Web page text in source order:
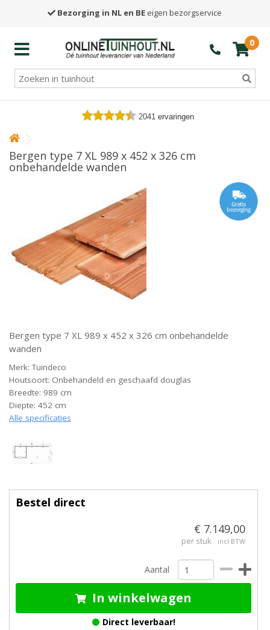
Bezorging in NL en BE eigen bezorgservice
0
2041 ervaringen
Bergen type 7 XL 989 x 452 x 326 cm
onbehandelde wanden
Bergen type 7 XL 989 x 452 x 326 cm onbehandelde
wanden
Merk: Tuindeco
Houtsoort: Onbehandeld en geschaafd douglas
Breedte: 989 cm
Diepte: 452 cm
Alle specificaties
Bestel direct
€ 7.149,00
per stuk incl BTW
Aantal
In winkelwagen
Direct leverbaar!